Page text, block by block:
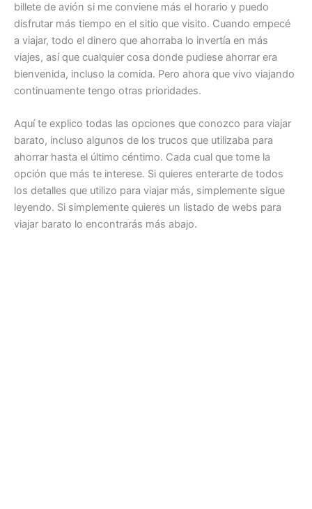
billete de avión si me conviene más el horario y puedo
disfrutar más tiempo en el sitio que visito. Cuando empecé
a viajar, todo el dinero que ahorraba lo invertía en más
viajes, así que cualquier cosa donde pudiese ahorrar era
bienvenida, incluso la comida. Pero ahora que vivo viajando
continuamente tengo otras prioridades.
Aquí te explico todas las opciones que conozco para viajar
barato, incluso algunos de los trucos que utilizaba para
ahorrar hasta el último céntimo. Cada cual que tome la
opción que más te interese. Si quieres enterarte de todos
los detalles que utilizo para viajar más, simplemente sigue
leyendo. Si simplemente quieres un listado de webs para
viajar barato lo encontrarás más abajo.